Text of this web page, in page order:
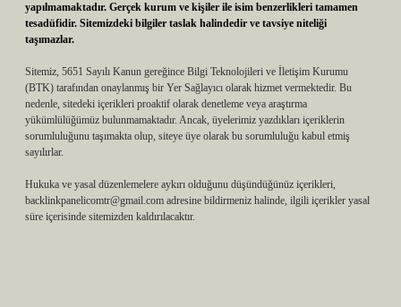
yapılmamaktadır. Gerçek kurum ve kişiler ile isim benzerlikleri tamamen
tesadüfidir. Sitemizdeki bilgiler taslak halindedir ve tavsiye niteliği
taşımazlar.
Sitemiz, 5651 Sayılı Kanun gereğince Bilgi Teknolojileri ve İletişim Kurumu
(BTK) tarafından onaylanmış bir Yer Sağlayıcı olarak hizmet vermektedir. Bu
nedenle, sitedeki içerikleri proaktif olarak denetleme veya araştırma
yükümlülüğümüz bulunmamaktadır. Ancak, üyelerimiz yazdıkları içeriklerin
sorumluluğunu taşımakta olup, siteye üye olarak bu sorumluluğu kabul etmiş
sayılırlar.
Hukuka ve yasal düzenlemelere aykırı olduğunu düşündüğünüz içerikleri,
backlinkpanelicomtr@gmail.com adresine bildirmeniz halinde, ilgili içerikler yasal
süre içerisinde sitemizden kaldırılacaktır.